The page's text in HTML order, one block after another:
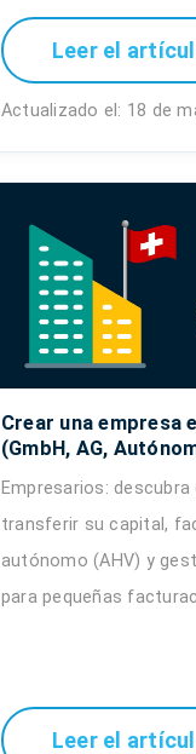
Leer el
Actualizado el: 18 de
Crear una empresa
(GmbH, AG,
Empresarios:
transferir su capital,
autónomo (AHV) y
para pequeñas
Leer el